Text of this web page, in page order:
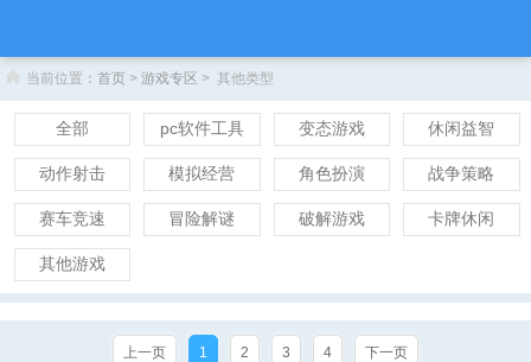
当前位置： 首页 > 游戏专区 > 其他类型
全部 pc软件工具 变态游戏 休闲益智
动作射击 模拟经营 角色扮演 战争策略
赛车竞速 冒险解谜 破解游戏 卡牌休闲
其他游戏
上一页 1 2 3 4 下一页